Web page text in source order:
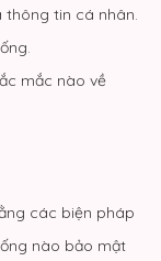
thông tin cá nhân.
mắc nào về
các biện pháp
nào bảo mật